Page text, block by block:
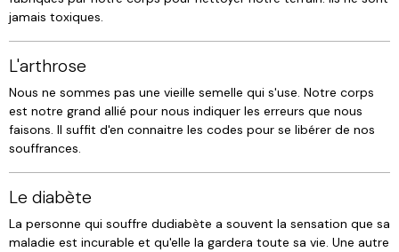
jamais toxiques.
L'arthrose
Nous ne sommes pas une vieille semelle qui s'use. Notre corps
est notre grand allié pour nous indiquer les erreurs que nous
faisons. Il suffit d'en connaitre les codes pour se libérer de nos
souffrances.
Le diabète
La personne qui souffre dudiabète a souvent la sensation que sa
maladie est incurable et qu'elle la gardera toute sa vie. Une autre